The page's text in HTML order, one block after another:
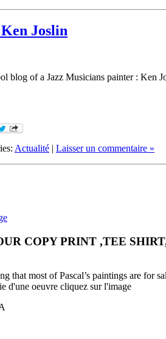
Joslin
blog of a Jazz Musicians painter: Ken
Actualité | Laisser un commentaire »
COPY PRINT ,TEE
that most of Pascal’s paintings are
d'une oeuvre cliquez sur l'image